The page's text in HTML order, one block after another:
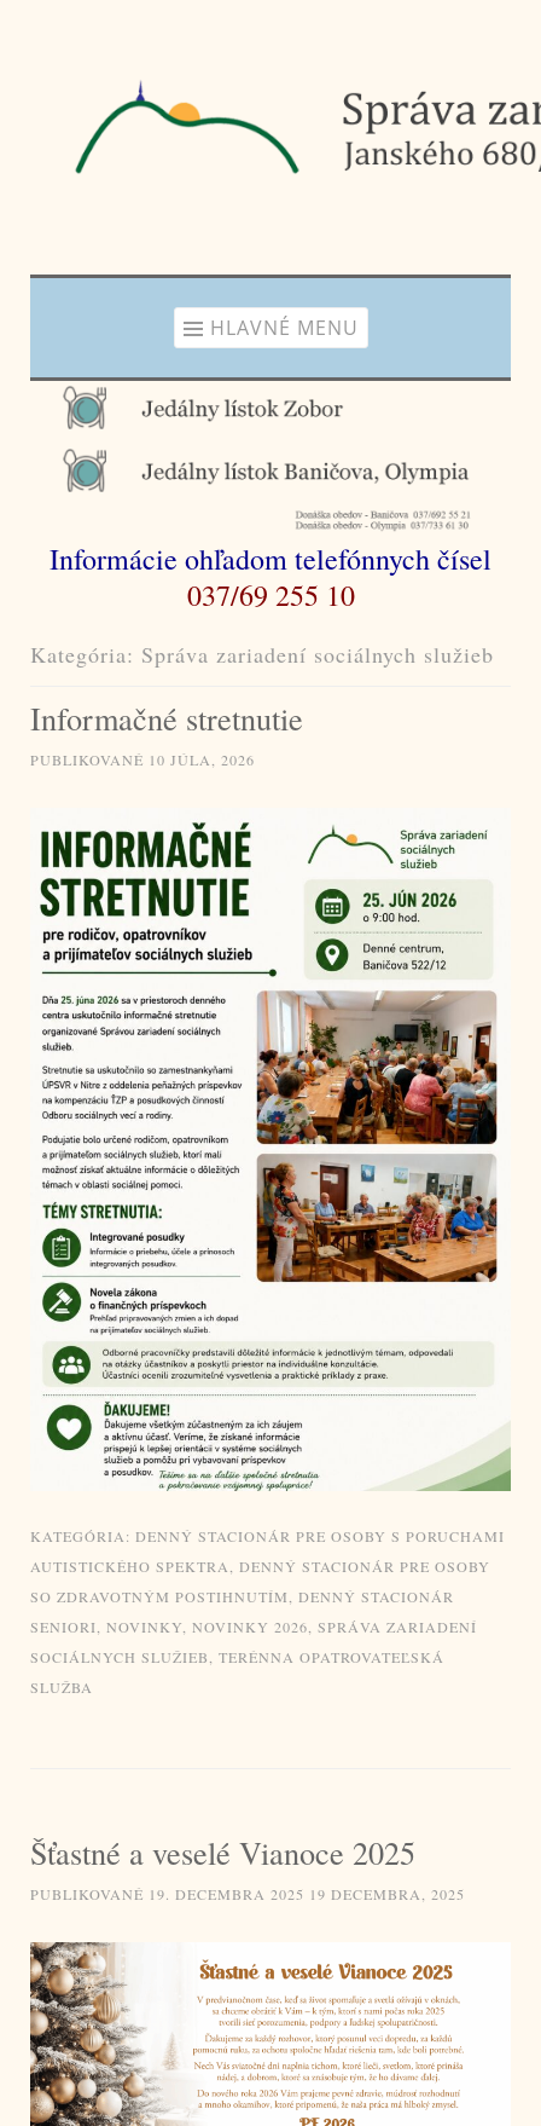
HLAVNÉ MENU
Informácie ohľadom telefónnych čísel
037/69 255 10
Kategória: Správa zariadení sociálnych služieb
Informačné stretnutie
PUBLIKOVANÉ 10 JÚLA, 2026
KATEGÓRIA: DENNÝ STACIONÁR PRE OSOBY S PORUCHAMI
AUTISTICKÉHO SPEKTRA
DENNÝ STACIONÁR PRE OSOBY
SO ZDRAVOTNÝM POSTIHNUTÍM
DENNÝ STACIONÁR
SENIORI NOVINKY NOVINKY 2026 SPRÁVA ZARIADENÍ
SOCIÁLNYCH SLUŽIEB
TERÉNNA OPATROVATEĽSKÁ
SLUŽBA
Šťastné a veselé Vianoce 2025
PUBLIKOVANÉ 19. DECEMBRA 2025 19 DECEMBRA, 2025